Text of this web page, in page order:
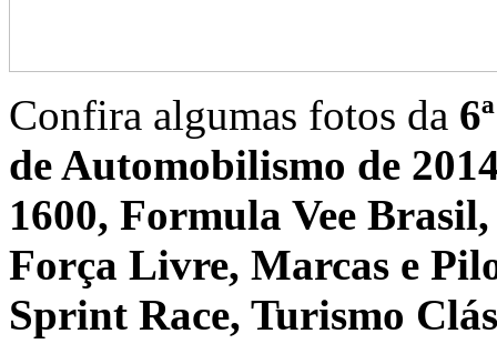
Confira algumas fotos da
de Automobilismo de
1600, Formula Vee
Força Livre, Marcas e
Sprint Race, Turismo